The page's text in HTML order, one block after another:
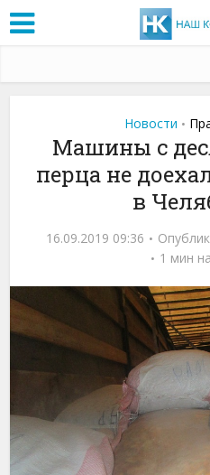
Новости •
Машины с
перца не
в
16.09.2019 09:36
1 мин